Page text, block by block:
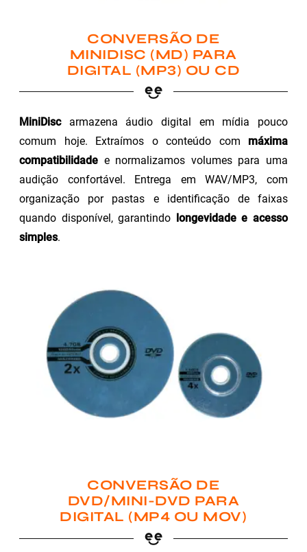
CONVERSÃO DE
MINIDISC (MD) PARA
DIGITAL (MP3) OU CD
MiniDiscarmazena áudio digital em mídia pouco
comum hoje. Extraímos o conteúdo com máxima
compatibilidade e normalizamos volumes para uma
audição confortável. Entrega em WAV/MP3, com
organização por pastas e identificação de faixas
quando disponível, garantindo longevidade e acesso
simples.
CONVERSÃO DE
DVD/MINI-DVD PARA
DIGITAL (MP4 OU MOV)